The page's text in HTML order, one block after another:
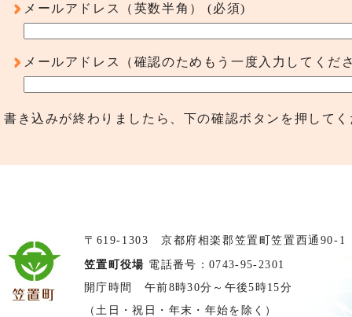
メールアドレス（英数半角） (必須)
メールアドレス（確認のためもう一度入力してくだ
書き込みが終わりましたら、下の確認ボタンを押して
〒619-1303 京都府相楽郡笠置町笠置西通90-1
笠置町役場 電話番号：0743-95-2301
開庁時間 午前8時30分～午後5時15分
（土日・祝日・年末・年始を除く）